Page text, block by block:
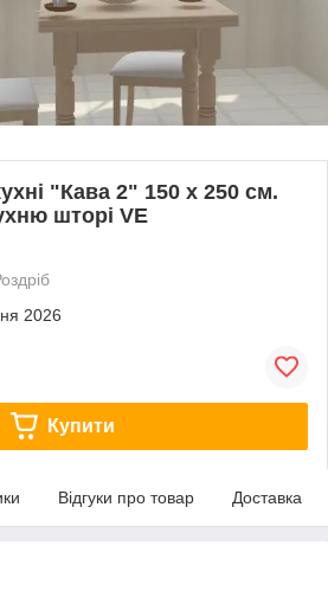
"Кава 2" 150 х 250 см.
шторі VE
2026
Купити
Відгуки про товар Доставка